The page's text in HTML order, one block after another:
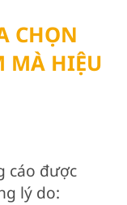
CHỌN
MÀ HIỆU
cáo được
lý do: